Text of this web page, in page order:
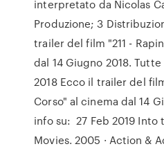
interpretato da Nicolas
Produzione; 3
trailer del film "211 -
dal 14 Giugno 2018.
2018 Ecco il trailer del
Corso" al cinema dal 14
info su: 27 Feb 2019 Into
Movies. 2005 · Action &